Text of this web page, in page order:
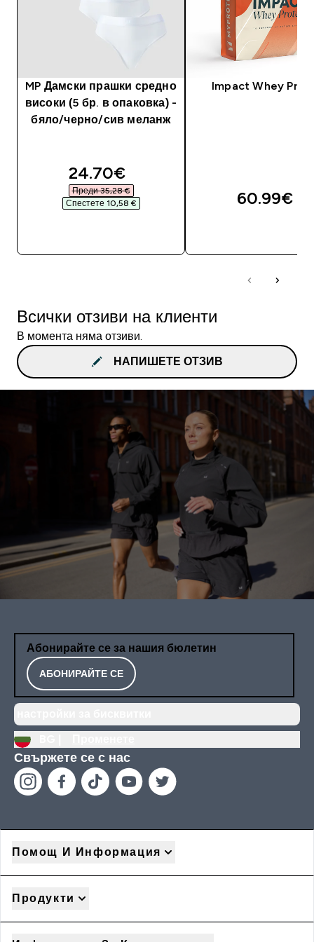
MP Дамски прашки средно
високи (5 бр. в опаковка) -
бяло/черно/сив меланж
discounted price
24.70€‎
Преди 35,28 €‎
Спестете 10,58 €‎
Impact Whey
60.99€‎
Всички отзиви на клиенти
В момента няма отзиви.
НАПИШЕТЕ ОТЗИВ
Абонирайте се за нашия бюлетин
АБОНИРАЙТЕ СЕ
Свържете се с нас
Помощ И Информация
Продукти